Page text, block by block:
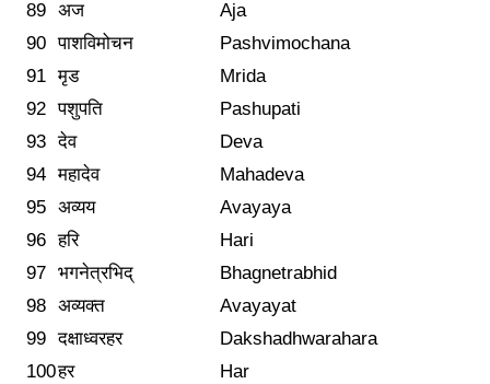
89 अज
Aja
90
पाशविमोचन
Pashvimochana
91
मृड
Mrida
92
पशुपति
Pashupati
93
देव
Deva
94
महादेव
Mahadeva
95
अव्यय
Avayaya
96
हरि
Hari
97
भगनेत्रभिद्
Bhagnetrabhid
98
अव्यक्त
Avayayat
99
दक्षाध्वरहर
Dakshadhwarahara
100हर
Har